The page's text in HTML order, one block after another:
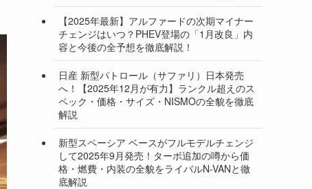
【2025年最新】アルファードの次期マイナー
チェンジはいつ？PHEV登場の「1月改良」内
容と今後の全予想を徹底解説！
日産 新型パトロール（サファリ）日本発売
へ！【2025年12月が有力】ランクル超えのス
ペック・価格・サイズ・NISMOの全貌を徹底
解説
新型スペーシア ベースがフルモデルチェンジ
して2025年9月発売！ターボ追加の噂から価
格・燃費・内装の全貌をライバルN-VANと徹
底解説